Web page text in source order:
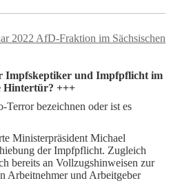
2022 AfD-Fraktion im Sächsischen
Impfskeptiker und Impfpflicht im
Hintertür? +++
Terror bezeichnen oder ist es
Ministerpräsident Michael
der Impfpflicht. Zugleich
bereits an Vollzugshinweisen zur
Arbeitnehmer und Arbeitgeber